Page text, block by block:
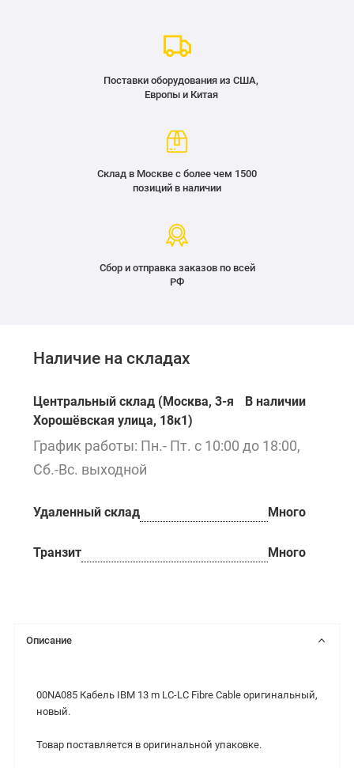
Поставки оборудования из США,
Европы и Китая
Склад в Москве с более чем 1500
позиций в наличии
Сбор и отправка заказов по всей
РФ
Наличие на складах
Центральный склад (Москва, 3-я
Хорошёвская улица, 18к1)
В наличии
График работы: Пн.- Пт. с 10:00 до 18:00,
Сб.-Вс. выходной
Удаленный склад Много
Транзит Много
Описание
00NA085 Кабель IBM 13 m LC-LC Fibre Cable оригинальный,
новый.
Товар поставляется в оригинальной упаковке.